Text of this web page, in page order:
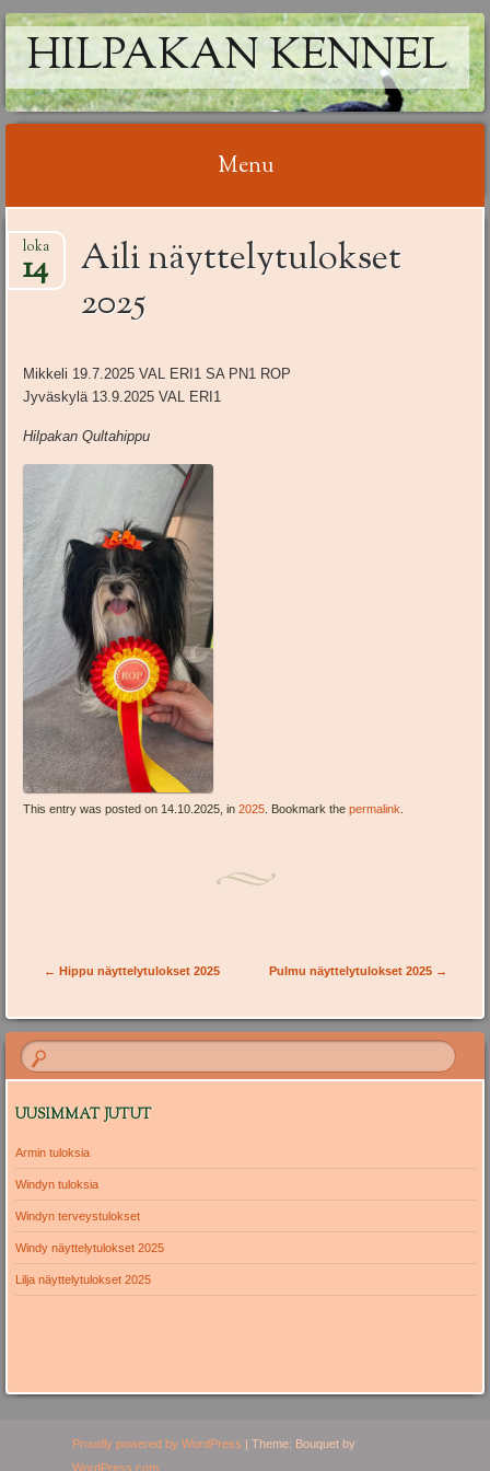
HILPAKAN KENNEL
Menu
to
content
Aili näyttelytulokset
2025
loka
14
Mikkeli 19.7.2025 VAL ERI1 SA PN1 ROP
Jyväskylä 13.9.2025 VAL ERI1
Hilpakan Qultahippu
This entry was posted on 14.10.2025, in2025 . Bookmark thepermalink
Post navigation
← Hippu näyttelytulokset 2025 Pulmu näyttelytulokset 2025 →
UUSIMMAT JUTUT
Armin tuloksia
Windyn tuloksia
Windyn terveystulokset
Windy näyttelytulokset 2025
Lilja näyttelytulokset 2025
Proudly powered by WordPress
Theme: Bouquet by
WordPress.com